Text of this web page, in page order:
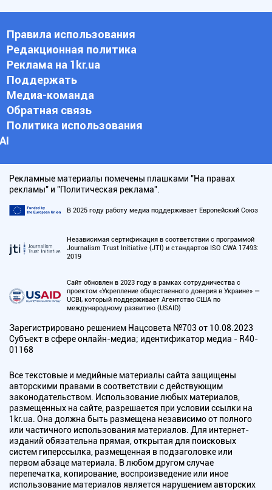
Правила использования
Редакционная политика
Реклама на 1kr.ua
Поддержать
Медиа-команда
Обратная связь
Политика использования
АI
Рекламные материалы помечены плашками "На правах
рекламы" и "Политическая реклама".
В 2025 году работу медиа поддерживает Европейский Союз
Независимая сертификация в соответствии с программой
Journalism Trust Initiative (JTI) и стандартов ISO CWA 17493:
2019
Сайт обновлен в 2023 году в рамках сотрудничества с
проектом «Укрепление общественного доверия в Украине» —
UCBI, который поддерживает Агентство США по
международному развитию (USAID)
Зарегистрировано решением Нацсовета №703 от 10.08.2023
Субъект в сфере онлайн-медиа; идентификатор медиа - R40-
01168
Все текстовые и медийные материалы сайта защищены
авторскими правами в соответствии с действующим
законодательством. Использование любых материалов,
размещенных на сайте, разрешается при условии ссылки на
1kr.ua. Она должна быть размещена независимо от полного
или частичного использования материалов. Для интернет-
изданий обязательна прямая, открытая для поисковых
систем гиперссылка, размещенная в подзаголовке или
первом абзаце материала. В любом другом случае
перепечатка, копирование, воспроизведение или иное
использование материалов является нарушением авторских